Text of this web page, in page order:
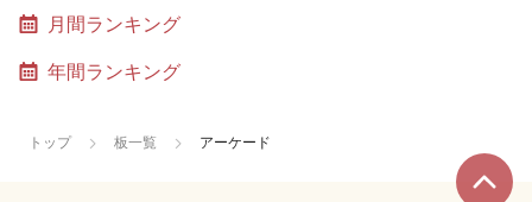
月間ランキング
年間ランキング
トップ 板一覧 アーケード